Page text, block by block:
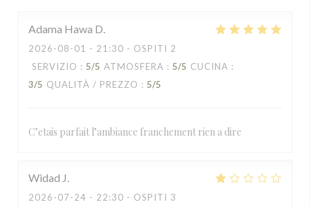
Adama Hawa D
2026-08-01 - 21:30 - OSPITI 2
SERVIZIO : 5/5 ATMOSFERA : 5/5 CUCINA :
3/5 QUALITÀ / PREZZO : 5/5
C’etais parfait l’ambiance franchement rien a dire
Widad J
2026-07-24 - 22:30 - OSPITI 3